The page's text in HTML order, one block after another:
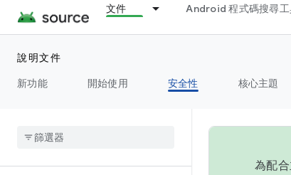
文件 Android 程式碼搜尋
說明文件
新功能
開始使用 安全性 核心主題
為配